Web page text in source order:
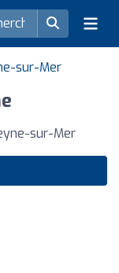
sur-Mer
sur-Mer